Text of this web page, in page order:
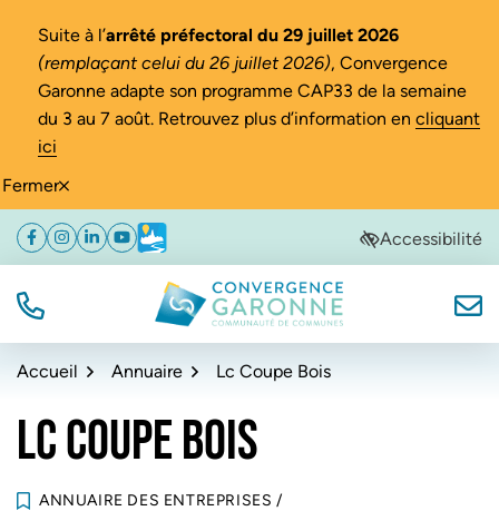
Fermer
Suite à l’arrêté préfectoral du 29 juillet 2026
(remplaçant celui du 26 juillet 2026), Convergence
Garonne adapte son programme CAP33 de la semaine
du 3 au 7 août. Retrouvez plus d’information en cliquant
ici
Aller
navigation
Aller
au
Aller
au
de
Facebook
(ouverture dans un nouvel onglet)
Instagram
(ouverture dans un nouvel onglet)
Linkedin
(ouverture dans un nouvel onglet)
YouTube
(ouverture dans un nouvel onglet)
Météo
(ouverture dans un nouvel onglet)Accessibilité
TÉL. Convergence Garonne
Accueil Annuaire Lc Coupe Bois
LC COUPE BOIS
ANNUAIRE DES ENTREPRISES /